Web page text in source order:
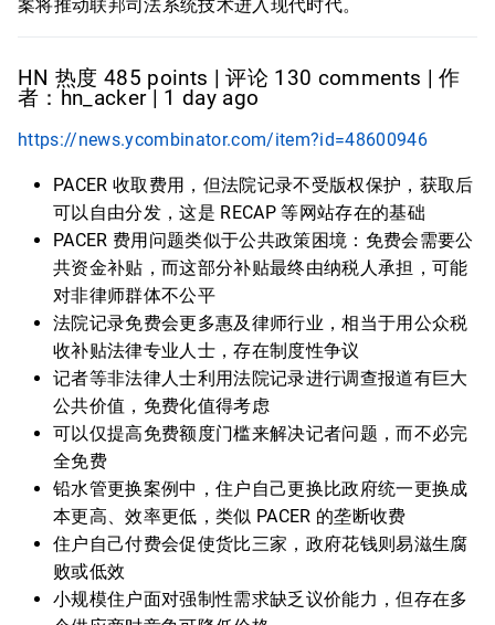
案将推动联邦司法系统技术进入现代时代。
HN 热度 485 points | 评论 130 comments | 作
者：hn_acker | 1 day ago
https://news.ycombinator.com/item?id=48600946
PACER 收取费用，但法院记录不受版权保护，获取后
可以自由分发，这是 RECAP 等网站存在的基础
PACER 费用问题类似于公共政策困境：免费会需要公
共资金补贴，而这部分补贴最终由纳税人承担，可能
对非律师群体不公平
法院记录免费会更多惠及律师行业，相当于用公众税
收补贴法律专业人士，存在制度性争议
记者等非法律人士利用法院记录进行调查报道有巨大
公共价值，免费化值得考虑
可以仅提高免费额度门槛来解决记者问题，而不必完
全免费
铅水管更换案例中，住户自己更换比政府统一更换成
本更高、效率更低，类似 PACER 的垄断收费
住户自己付费会促使货比三家，政府花钱则易滋生腐
败或低效
小规模住户面对强制性需求缺乏议价能力，但存在多